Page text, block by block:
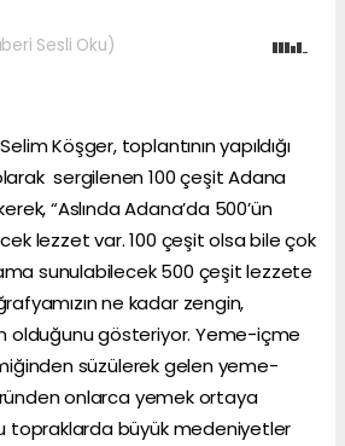
Sesli Oku)
Köşger, toplantının yapıldığı
sergilenen 100 çeşit Adana
“Aslında Adana’da 500’ün
lezzet var. 100 çeşit olsa bile çok
sunulabilecek 500 çeşit lezzete
ne kadar zengin,
olduğunu gösteriyor. Yeme-içme
süzülerek gelen yeme-
onlarca yemek ortaya
topraklarda büyük medeniyetler